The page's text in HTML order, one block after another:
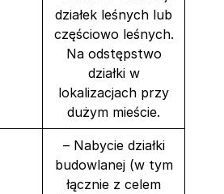
działek leśnych lub
częściowo leśnych.
Na odstępstwo
działki w
lokalizacjach przy
dużym mieście.
– Nabycie działki
budowlanej (w tym
łącznie z celem